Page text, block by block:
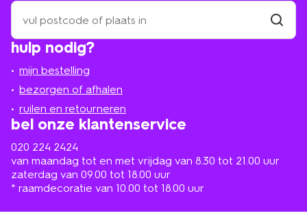
hulp nodig?
mijn bestelling
bezorgen of afhalen
ruilen en retourneren
bel onze klantenservice
020 224 2424
van maandag tot en met vrijdag van 8.30 tot 21.00 uur
zaterdag van 09.00 tot 18.00 uur
* raamdecoratie van 10.00 tot 18.00 uur
zoek
een
winkel
bij
in
de
buurt